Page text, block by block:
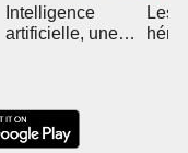
Intelligence
artificielle, une
Les